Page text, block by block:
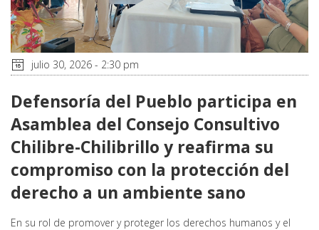
julio 30, 2026 - 2:30 pm
Defensoría del Pueblo participa en
Asamblea del Consejo Consultivo
Chilibre-Chilibrillo y reafirma su
compromiso con la protección del
derecho a un ambiente sano
En su rol de promover y proteger los derechos humanos y el